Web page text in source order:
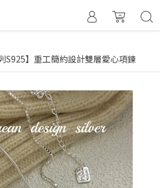
S925】重工簡約設計雙層愛心項鍊